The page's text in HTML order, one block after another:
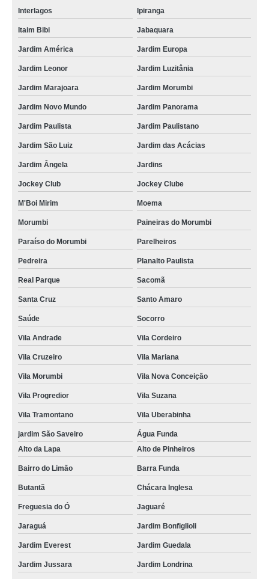
Interlagos Ipiranga
Itaim Bibi Jabaquara
Jardim América Jardim Europa
Jardim Leonor Jardim Luzitânia
Jardim Marajoara Jardim Morumbi
Jardim Novo Mundo Jardim Panorama
Jardim Paulista Jardim Paulistano
Jardim São Luiz Jardim das Acácias
Jardim Ângela Jardins
Jockey Club Jockey Clube
M'Boi Mirim Moema
Morumbi Paineiras do Morumbi
Paraíso do Morumbi Parelheiros
Pedreira Planalto Paulista
Real Parque Sacomã
Santa Cruz Santo Amaro
Saúde Socorro
Vila Andrade Vila Cordeiro
Vila Cruzeiro Vila Mariana
Vila Morumbi Vila Nova Conceição
Vila Progredior Vila Suzana
Vila Tramontano Vila Uberabinha
jardim São Saveiro
Água Funda
Alto da Lapa
Alto de Pinheiros
Bairro do Limão Barra Funda
Butantã Chácara Inglesa
Freguesia do Ó Jaguaré
Jaraguá Jardim Bonfiglioli
Jardim Everest Jardim Guedala
Jardim Jussara Jardim Londrina